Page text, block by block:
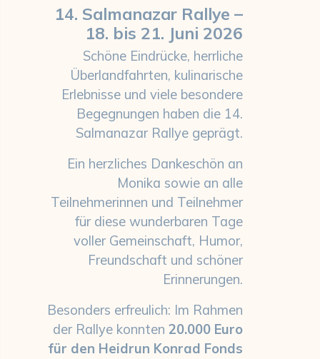
14. Salmanazar Rallye –
18. bis 21. Juni 2026
Schöne Eindrücke, herrliche
Überlandfahrten, kulinarische
Erlebnisse und viele besondere
Begegnungen haben die 14.
Salmanazar Rallye geprägt.
Ein herzliches Dankeschön an
Monika sowie an alle
Teilnehmerinnen und Teilnehmer
für diese wunderbaren Tage
voller Gemeinschaft, Humor,
Freundschaft und schöner
Erinnerungen.
Besonders erfreulich: Im Rahmen
der Rallye konnten 20.000 Euro
für den Heidrun Konrad Fonds